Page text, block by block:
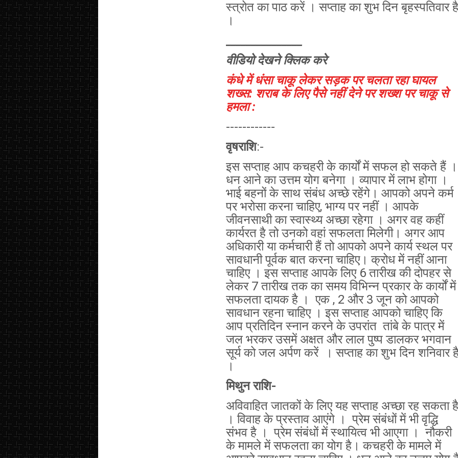
स्त्रोत का पाठ करें । सप्ताह का शुभ दिन बृहस्पतिवार है
।
वीडियो देखने क्लिक करे
कंधे में धंसा चाकू लेकर सड़क पर चलता रहा घायल
शख्स: शराब के लिए पैसे नहीं देने पर शख्श पर चाकू से
हमला :
------------
वृषराशि:-
इस सप्ताह आप कचहरी के कार्यों में सफल हो सकते हैं ।
धन आने का उत्तम योग बनेगा । व्यापार में लाभ होगा ।
भाई बहनों के साथ संबंध अच्छे रहेंगे। आपको अपने कर्म
पर भरोसा करना चाहिए, भाग्य पर नहीं । आपके
जीवनसाथी का स्वास्थ्य अच्छा रहेगा । अगर वह कहीं
कार्यरत है तो उनको वहां सफलता मिलेगी। अगर आप
अधिकारी या कर्मचारी हैं तो आपको अपने कार्य स्थल पर
सावधानी पूर्वक बात करना चाहिए। क्रोध में नहीं आना
चाहिए । इस सप्ताह आपके लिए 6 तारीख की दोपहर से
लेकर 7 तारीख तक का समय विभिन्न प्रकार के कार्यों में
सफलता दायक है । एक , 2 और 3 जून को आपको
सावधान रहना चाहिए । इस सप्ताह आपको चाहिए कि
आप प्रतिदिन स्नान करने के उपरांत तांबे के पात्र में
जल भरकर उसमें अक्षत और लाल पुष्प डालकर भगवान
सूर्य को जल अर्पण करें । सप्ताह का शुभ दिन शनिवार
।
मिथुन राशि-
अविवाहित जातकों के लिए यह सप्ताह अच्छा रह सकता है
। विवाह के प्रस्ताव आएंगे । प्रेम संबंधों में भी वृद्धि
संभव है । प्रेम संबंधों में स्थायित्व भी आएगा । नौकरी
के मामले में सफलता का योग है। कचहरी के मामले में